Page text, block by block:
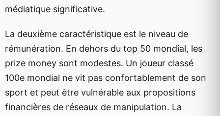
médiatique significative.
La deuxième caractéristique est le niveau de
rémunération. En dehors du top 50 mondial, les
prize money sont modestes. Un joueur classé
100e mondial ne vit pas confortablement de son
sport et peut être vulnérable aux propositions
financières de réseaux de manipulation. La